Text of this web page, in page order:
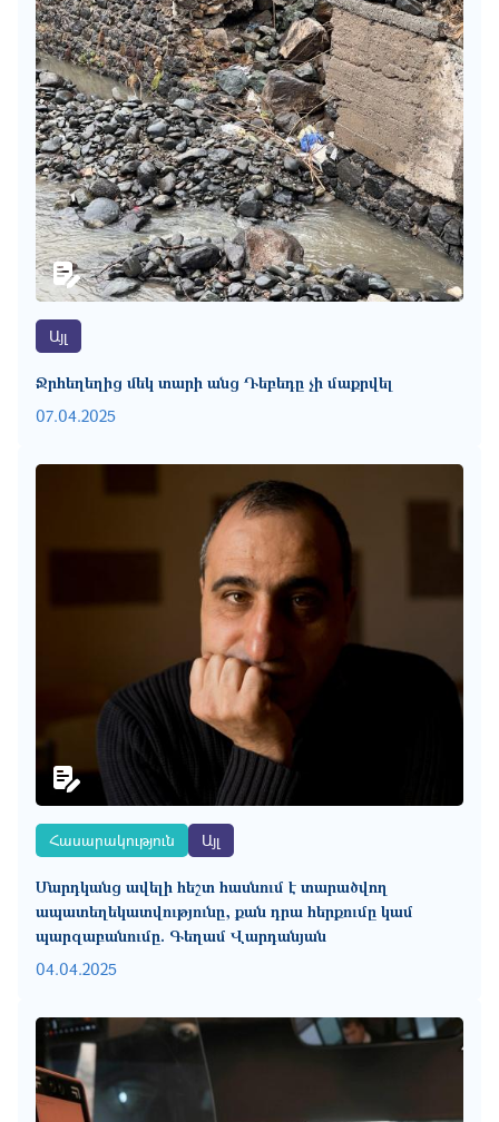
Այլ
Ջրհեղեղից մեկ տարի անց Դեբեդը չի մաքրվել
07.04.2025
Հասարակություն Այլ
Մարդկանց ավելի հեշտ հասնում է տարածվող
ապատեղեկատվությունը, քան դրա հերքումը կամ
պարզաբանումը. Գեղամ Վարդանյան
04.04.2025